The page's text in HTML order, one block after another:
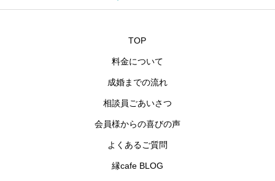
TOP
料金について
成婚までの流れ
相談員ごあいさつ
会員様からの喜びの声
よくあるご質問
縁cafe BLOG